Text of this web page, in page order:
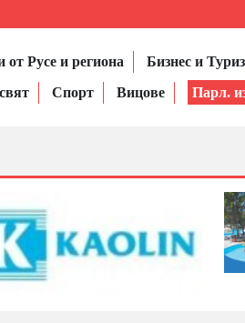
от Русе и региона Бизнес и
Спорт Вицове Парл.